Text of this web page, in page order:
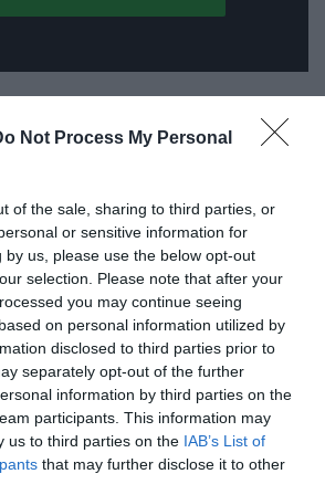
Not Process My Personal
of the sale, sharing to third parties, or
or sensitive information for
by us, please use the below opt-out
selection. Please note that after your
you may continue seeing
on personal information utilized by
disclosed to third parties prior to
separately opt-out of the further
information by third parties on the
participants. This information may
us to third parties on the IAB’s List of
that may further disclose it to other